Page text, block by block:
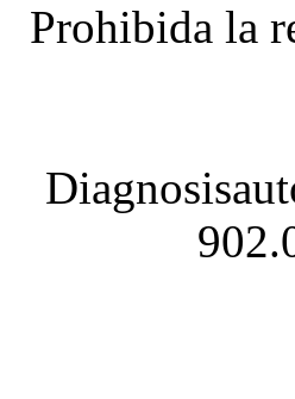
Prohibida la